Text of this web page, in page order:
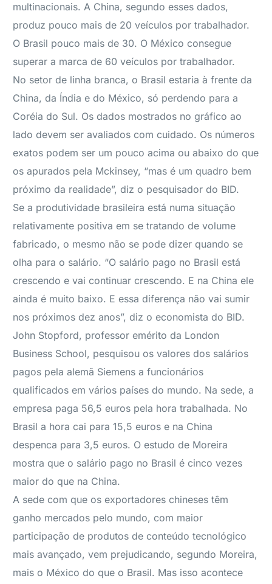
multinacionais. A China, segundo esses dados,
produz pouco mais de 20 veículos por trabalhador.
O Brasil pouco mais de 30. O México consegue
superar a marca de 60 veículos por trabalhador.
No setor de linha branca, o Brasil estaria à frente da
China, da Índia e do México, só perdendo para a
Coréia do Sul. Os dados mostrados no gráfico ao
lado devem ser avaliados com cuidado. Os números
exatos podem ser um pouco acima ou abaixo do que
os apurados pela Mckinsey, “mas é um quadro bem
próximo da realidade”, diz o pesquisador do BID.
Se a produtividade brasileira está numa situação
relativamente positiva em se tratando de volume
fabricado, o mesmo não se pode dizer quando se
olha para o salário. “O salário pago no Brasil está
crescendo e vai continuar crescendo. E na China ele
ainda é muito baixo. E essa diferença não vai sumir
nos próximos dez anos”, diz o economista do BID.
John Stopford, professor emérito da London
Business School, pesquisou os valores dos salários
pagos pela alemã Siemens a funcionários
qualificados em vários países do mundo. Na sede, a
empresa paga 56,5 euros pela hora trabalhada. No
Brasil a hora cai para 15,5 euros e na China
despenca para 3,5 euros. O estudo de Moreira
mostra que o salário pago no Brasil é cinco vezes
maior do que na China.
A sede com que os exportadores chineses têm
ganho mercados pelo mundo, com maior
participação de produtos de conteúdo tecnológico
mais avançado, vem prejudicando, segundo Moreira,
mais o México do que o Brasil. Mas isso acontece